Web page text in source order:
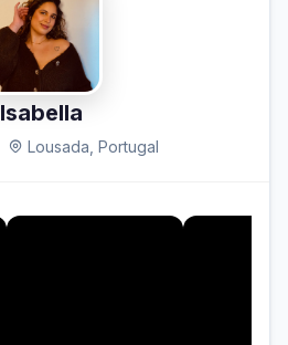
Isabella
Lousada, Portugal